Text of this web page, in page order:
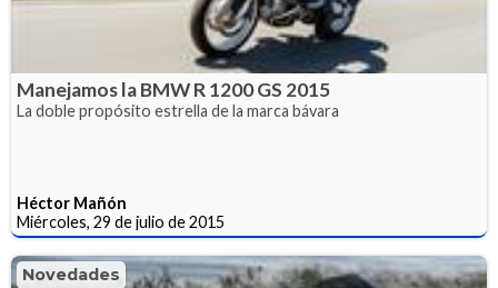
Manejamos la BMW R 1200 GS 2015
La doble propósito estrella de la marca bávara
Héctor Mañón
Miércoles, 29 de julio de 2015
Novedades